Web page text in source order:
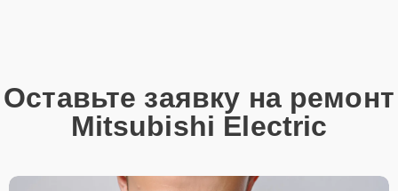
Оставьте заявку на ремонт
Mitsubishi Electric